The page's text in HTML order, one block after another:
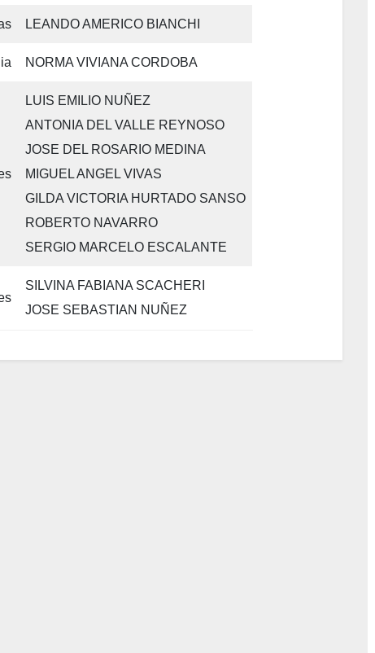
LEANDO AMERICO BIANCHI
NORMA VIVIANA CORDOBA
LUIS EMILIO NUÑEZ
ANTONIA DEL VALLE REYNOSO
JOSE DEL ROSARIO MEDINA
MIGUEL ANGEL VIVAS
GILDA VICTORIA HURTADO SANSO
ROBERTO NAVARRO
SERGIO MARCELO ESCALANTE
SILVINA FABIANA SCACHERI
JOSE SEBASTIAN NUÑEZ